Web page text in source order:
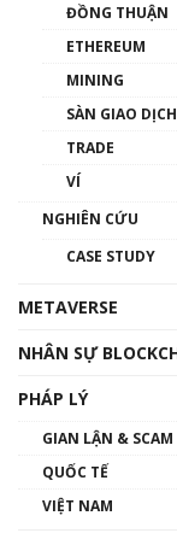
gió
ĐỒNG THUẬN
ETHEREUM
MINING
SÀN GIAO DỊCH
TRADE
VÍ
NGHIÊN CỨU
CASE STUDY
METAVERSE
NHÂN SỰ
PHÁP LÝ
GIAN LẬN & SCAM
QUỐC TẾ
VIỆT NAM